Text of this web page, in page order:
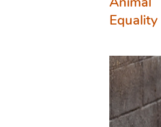
Equality